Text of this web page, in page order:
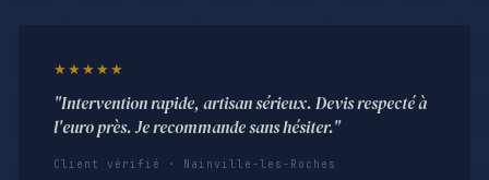
★★★★★
"Intervention rapide, artisan sérieux. Devis respecté à
l'euro près. Je recommande sans hésiter."
Client vérifié · Nainville-les-Roches